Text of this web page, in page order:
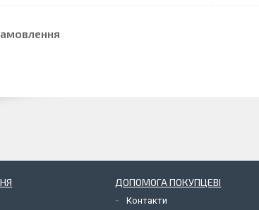
ДОПОМОГА ПОКУПЦЕВІ
Контакти